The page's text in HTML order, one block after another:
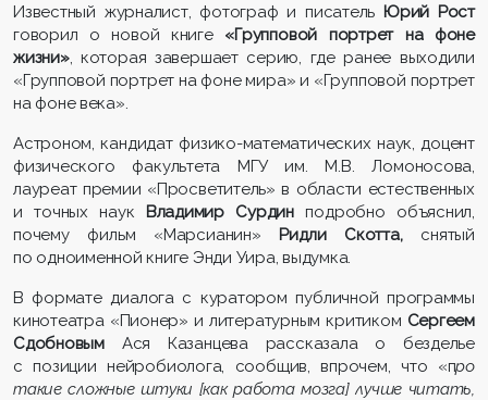
Известный журналист, фотограф и писатель Юрий Рост
говорил о новой книге «Групповой портрет на фоне
жизни», которая завершает серию, где ранее выходили
«Групповой портрет на фоне мира» и «Групповой портрет
на фоне века».
Астроном, кандидат физико-математических наук, доцент
физического факультета МГУ им. М.В. Ломоносова,
лауреат премии «Просветитель» в области естественных
и точных наук Владимир Сурдинподробно объяснил,
почему фильм «Марсианин» Ридли Скотта, снятый
по одноименной книге Энди Уира, выдумка.
В формате диалога с куратором публичной программы
кинотеатра «Пионер» и литературным критиком Сергеем
Сдобновым Ася Казанцева рассказала о безделье
с позиции нейробиолога, сообщив, впрочем, что «про
такие сложные штуки [как работа мозга] лучше читать,